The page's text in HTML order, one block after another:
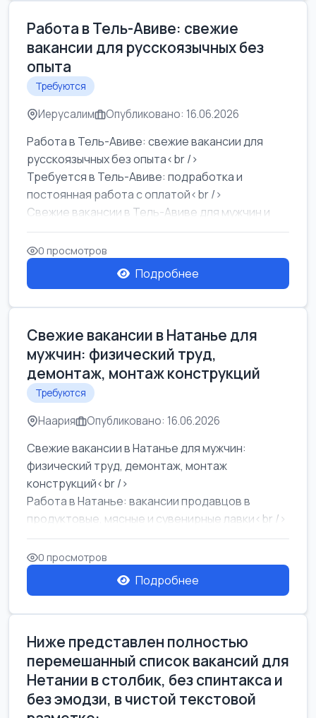
Работа в Тель-Авиве: свежие
вакансии для русскоязычных без
опыта
Требуются
Иерусалим Опубликовано: 16.06.2026
Работа в Тель-Авиве: свежие вакансии для
русскоязычных без опыта<br />
Требуется в Тель-Авиве: подработка и
постоянная работа с оплатой<br />
Свежие вакансии в Тель-Авиве для мужчин и
женщин от хозя...
0 просмотров
Подробнее
Свежие вакансии в Натанье для
мужчин: физический труд,
демонтаж, монтаж конструкций
Требуются
Наария Опубликовано: 16.06.2026
Свежие вакансии в Натанье для мужчин:
физический труд, демонтаж, монтаж
конструкций<br />
Работа в Натанье: вакансии продавцов в
продуктовые, мясные и сувенирные лавки<br />
Разнорабочий на сборку м...
0 просмотров
Подробнее
Ниже представлен полностью
перемешанный список вакансий для
Нетании в столбик, без спинтакса и
без эмодзи, в чистой текстовой